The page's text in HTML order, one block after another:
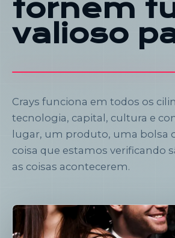
tornem
valioso
Crays funciona em todos os
tecnologia, capital, cultura e
lugar, um produto, uma bolsa
coisa que estamos verificando
as coisas acontecerem.